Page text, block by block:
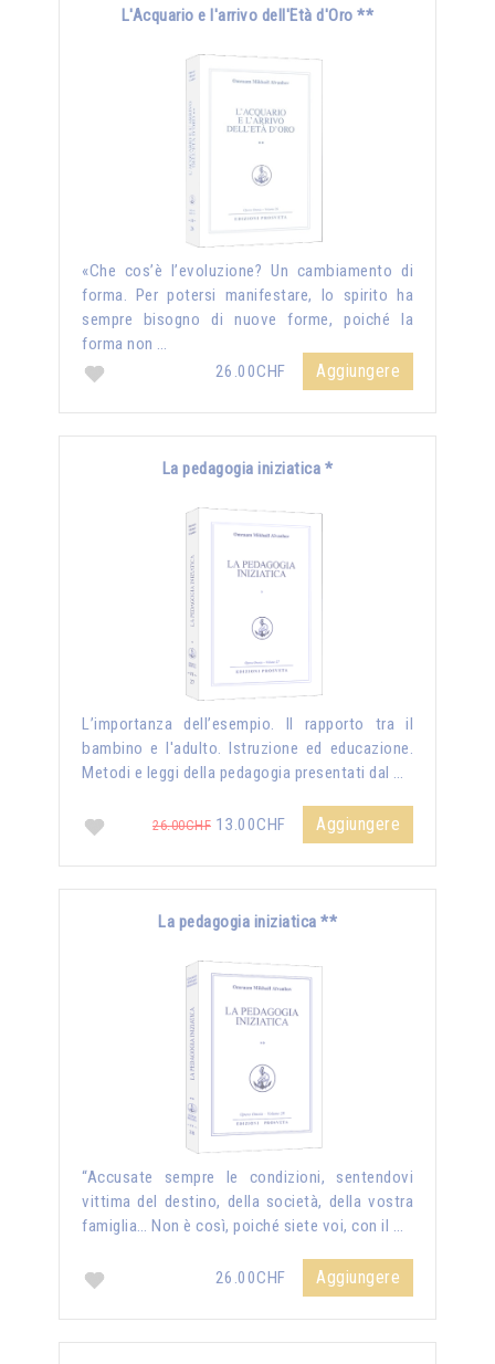
L'Acquario e l'arrivo dell'Età d'Oro **
«Che cos’è l’evoluzione? Un cambiamento di
forma. Per potersi manifestare, lo spirito ha
sempre bisogno di nuove forme, poiché la
forma non …
26.00CHF
Aggiungere
La pedagogia iniziatica *
L’importanza dell’esempio. Il rapporto tra il
bambino e l'adulto. Istruzione ed educazione.
Metodi e leggi della pedagogia presentati dal …
26.00CHF 13.00CHF Aggiungere
La pedagogia iniziatica **
“Accusate sempre le condizioni, sentendovi
vittima del destino, della società, della vostra
famiglia… Non è così, poiché siete voi, con il …
26.00CHF Aggiungere